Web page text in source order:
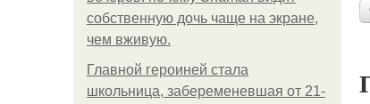
собственную дочь чаще на экране,
чем вживую.
Главной героиней стала
школьница, забеременевшая от 21-